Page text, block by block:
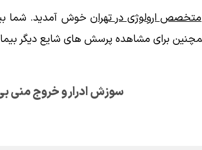
متخصص ارولوژی در تهران خوش آمدید. شما
برای مشاهده پرسش های شایع دیگر
سوزش ادرار و خروج منی بی